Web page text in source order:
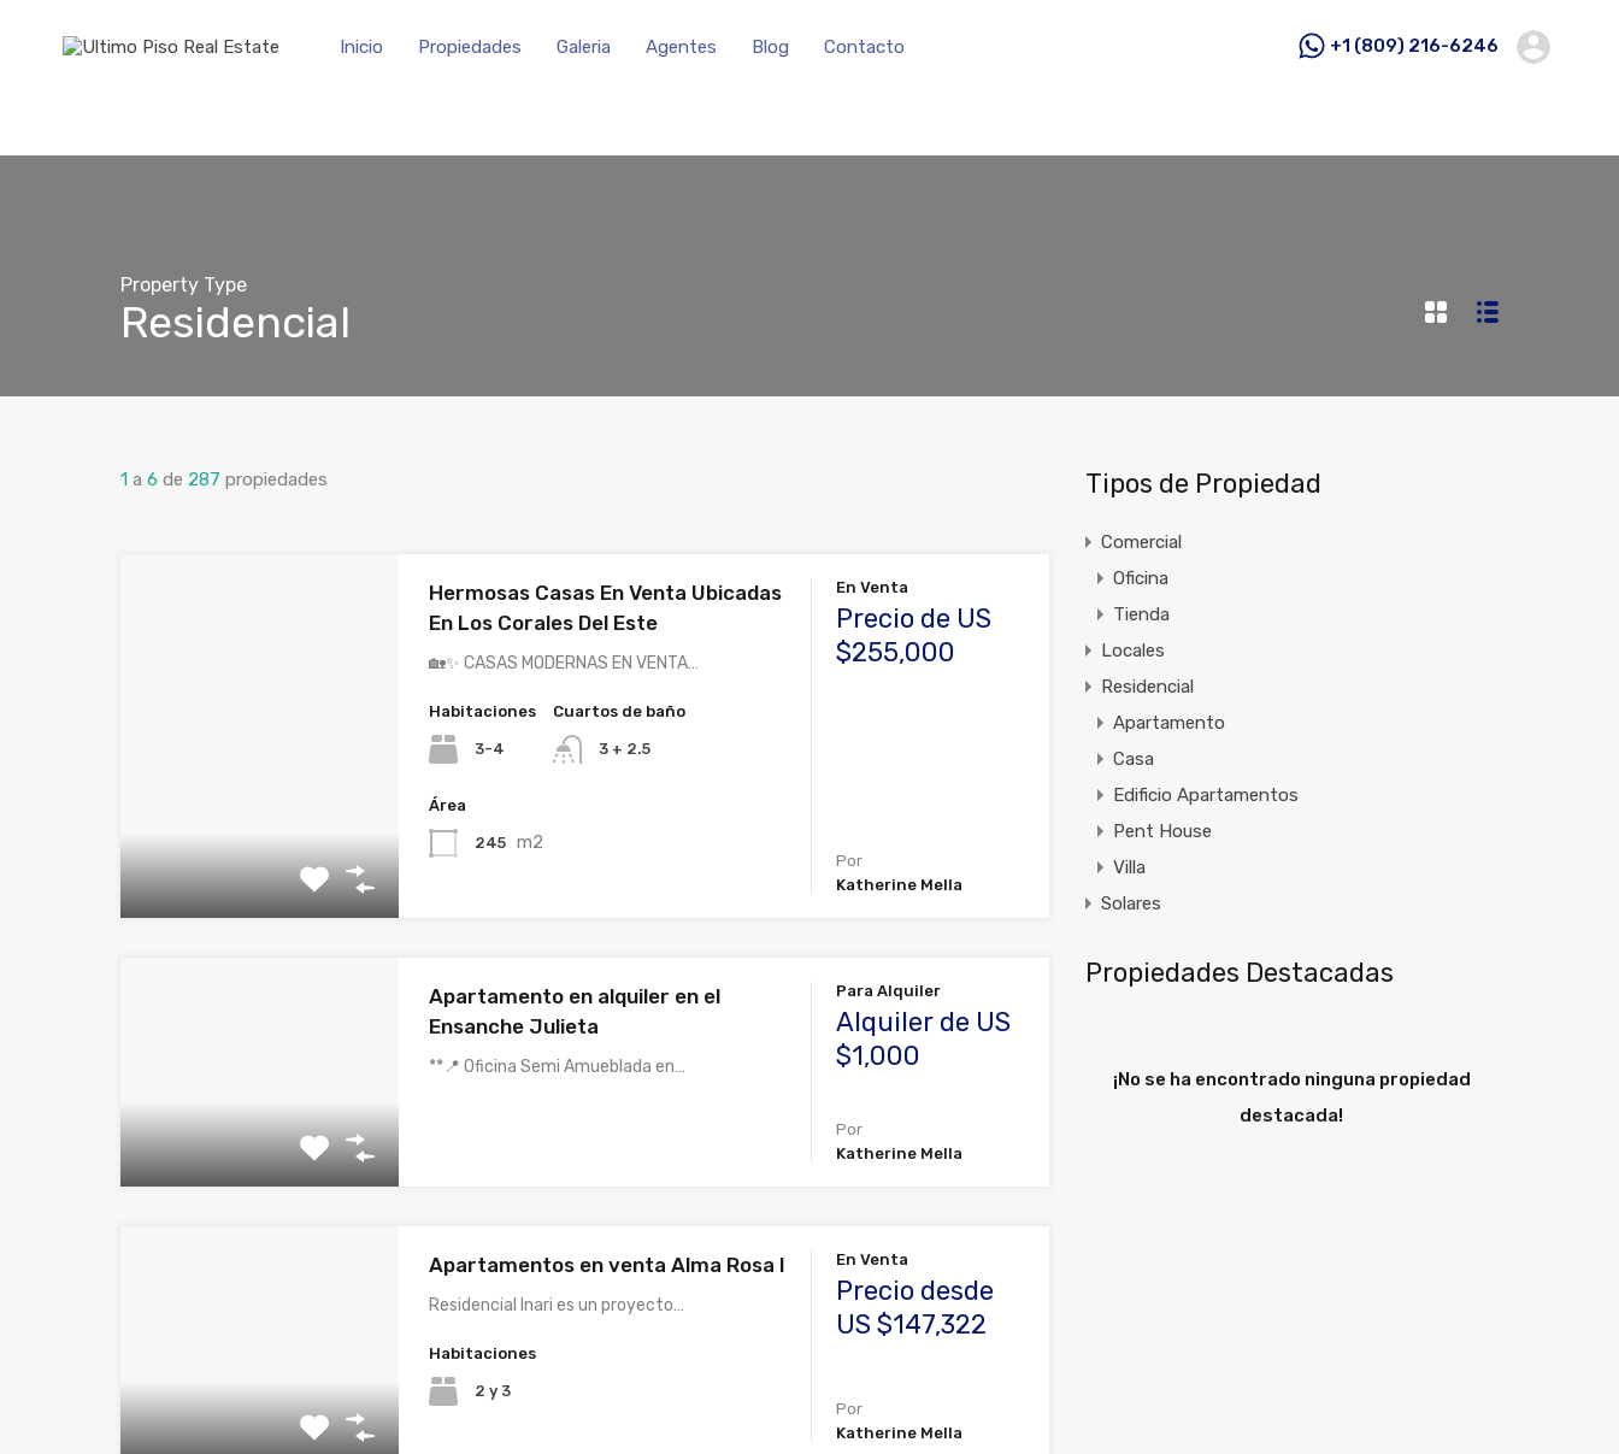
Inicio Propiedades Galeria Agentes Blog Contacto +1 (809) 216-6246
Property Type
Residencial
1 a 6 de 287 propiedades
Hermosas Casas En Venta Ubicadas
En Los Corales Del Este
🏡✨ CASAS MODERNAS EN VENTA…
Habitaciones
3-4
Cuartos de baño
3 + 2.5
Área
245 m2
En Venta
Precio de US
$255,000
Por
Katherine Mella
Apartamento en alquiler en el
Ensanche Julieta
**📍 Oficina Semi Amueblada en…
Para Alquiler
Alquiler de US
$1,000
Por
Katherine Mella
Apartamentos en venta Alma Rosa I
Residencial Inari es un proyecto…
Habitaciones
2 y 3
En Venta
Precio desde
US $147,322
Por
Katherine Mella
Tipos de Propiedad
Comercial
Oficina
Tienda
Locales
Residencial
Apartamento
Casa
Edificio Apartamentos
Pent House
Villa
Solares
Propiedades Destacadas
¡No se ha encontrado ninguna propiedad
destacada!